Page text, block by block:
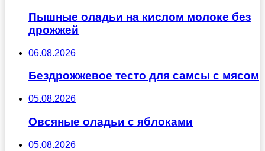
Пышные оладьи на кислом молоке без
дрожжей
06.08.2026
Бездрожжевое тесто для самсы с мясом
05.08.2026
Овсяные оладьи с яблоками
05.08.2026